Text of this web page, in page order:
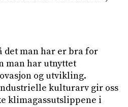
det man har er bra for
man har utnyttet
og utvikling.
kulturarv gir oss
klimagassutslippene i